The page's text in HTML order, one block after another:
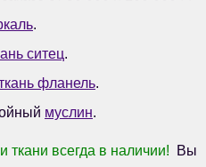
.
ситец.
фланель.
муслин.
ткани всегда в наличии! Вы